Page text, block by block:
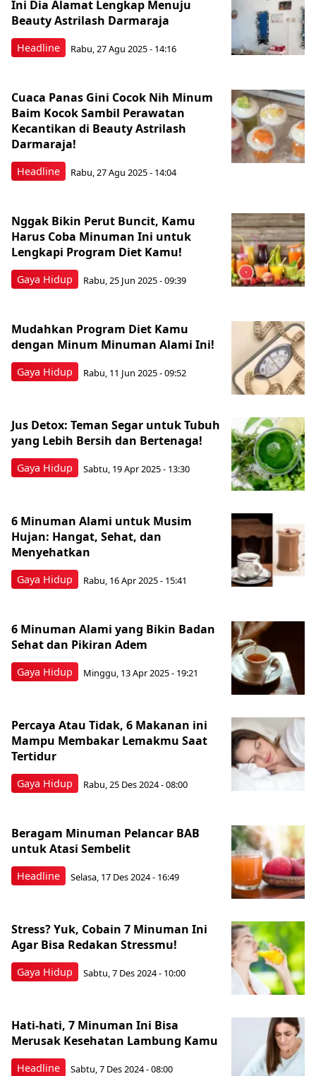
Headline
Ini Dia Alamat Lengkap Menuju
Beauty Astrilash Darmaraja
Rabu, 27 Agu 2025 - 14:16
Headline
Cuaca Panas Gini Cocok Nih Minum
Baim Kocok Sambil Perawatan
Kecantikan di Beauty Astrilash
Darmaraja!
Rabu, 27 Agu 2025 - 14:04
Gaya Hidup
Nggak Bikin Perut Buncit, Kamu
Harus Coba Minuman Ini untuk
Lengkapi Program Diet Kamu!
Rabu, 25 Jun 2025 - 09:39
Gaya Hidup
Mudahkan Program Diet Kamu
dengan Minum Minuman Alami Ini!
Rabu, 11 Jun 2025 - 09:52
Gaya Hidup
Jus Detox: Teman Segar untuk Tubuh
yang Lebih Bersih dan Bertenaga!
Sabtu, 19 Apr 2025 - 13:30
Gaya Hidup
6 Minuman Alami untuk Musim
Hujan: Hangat, Sehat, dan
Menyehatkan
Rabu, 16 Apr 2025 - 15:41
Gaya Hidup
6 Minuman Alami yang Bikin Badan
Sehat dan Pikiran Adem
Minggu, 13 Apr 2025 - 19:21
Gaya Hidup
Percaya Atau Tidak, 6 Makanan ini
Mampu Membakar Lemakmu Saat
Tertidur
Rabu, 25 Des 2024 - 08:00
Headline
Beragam Minuman Pelancar BAB
untuk Atasi Sembelit
Selasa, 17 Des 2024 - 16:49
Gaya Hidup
Stress? Yuk, Cobain 7 Minuman Ini
Agar Bisa Redakan Stressmu!
Sabtu, 7 Des 2024 - 10:00
Headline
Hati-hati, 7 Minuman Ini Bisa
Merusak Kesehatan Lambung Kamu
Sabtu, 7 Des 2024 - 08:00